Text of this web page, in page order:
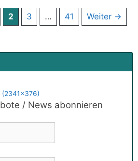
Seite
2 Seite
3 … Seite
41 Weiter →
/ News abonnieren